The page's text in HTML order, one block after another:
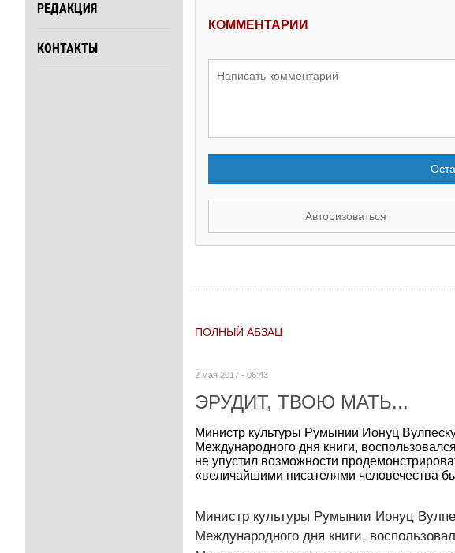
РЕДАКЦИЯ
КОНТАКТЫ
КОММЕНТАРИИ
Авторизоваться
ПОЛНЫЙ АБЗАЦ
2 мая 2017 - 06:43
ЭРУДИТ, ТВОЮ МАТЬ...
Министр культуры Румынии Ионуц
Международного дня книги,
не упустил возможности
«величайшими писателями человечества
Министр культуры Румынии Ионуц
Международного дня книги,